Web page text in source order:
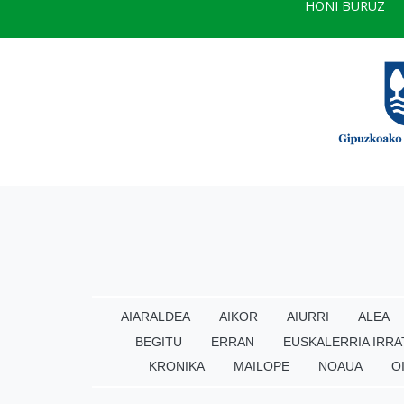
HONI BURUZ
AIARALDEA AIKOR AIURRI ALEA
BEGITU
ERRAN EUSKALERRIA
KRONIKA
MAILOPE NOAUA